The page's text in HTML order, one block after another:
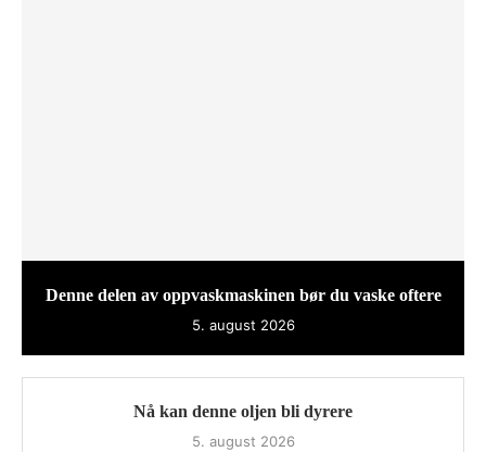
Denne delen av oppvaskmaskinen bør du vaske oftere
5. august 2026
Nå kan denne oljen bli dyrere
5. august 2026